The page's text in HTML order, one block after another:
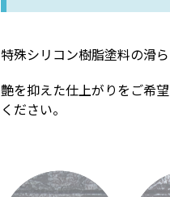
特殊シリコン樹脂塗料の滑
艶を抑えた仕上がりをご希
ください。